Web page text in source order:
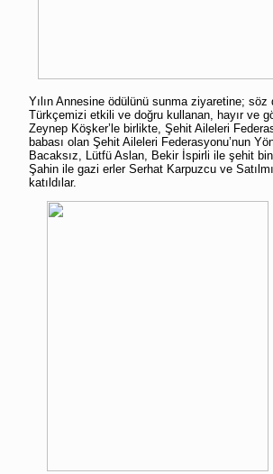
Yılın Annesine ödülünü sunma ziyaretine;
Türkçemizi etkili ve doğru kullanan, hayır ve
Zeynep Köşker’le birlikte, Şehit Aileleri
babası olan Şehit Aileleri Federasyonu’nun
Bacaksız, Lütfü Aslan, Bekir İspirli ile şehit
Şahin ile gazi erler Serhat Karpuzcu ve
katıldılar.